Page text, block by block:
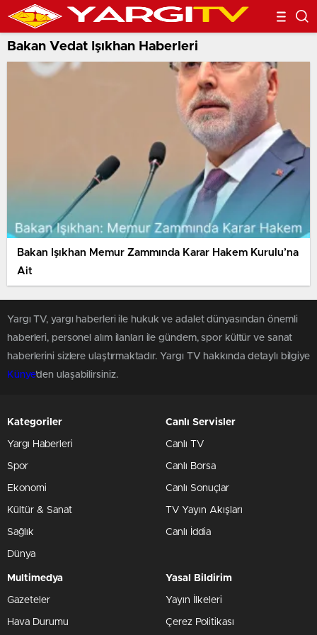
Bakan Vedat Işıkhan Haberleri
Bakan Işıkhan Memur Zammında Karar Hakem Kurulu’na
Ait
Yargı TV, yargı haberleri ile hukuk ve adalet dünyasından önemli
haberleri, personel alım ilanları ile gündem, spor kültür ve sanat
haberlerini sizlere ulaştırmaktadır. Yargı TV hakkında detaylı bilgiye
Künye'den ulaşabilirsiniz.
Kategoriler
Yargı Haberleri
Spor
Ekonomi
Kültür & Sanat
Sağlık
Dünya
Canlı Servisler
Canlı TV
Canlı Borsa
Canlı Sonuçlar
TV Yayın Akışları
Canlı İddia
Multimedya
Gazeteler
Hava Durumu
Yasal Bildirim
Yayın İlkeleri
Çerez Politikası